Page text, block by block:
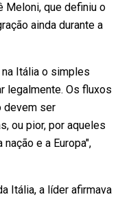
Meloni, que definiu o
ainda durante a
Itália o simples
legalmente. Os fluxos
devem ser
ou pior, por aqueles
e a Europa",
Itália, a líder afirmava